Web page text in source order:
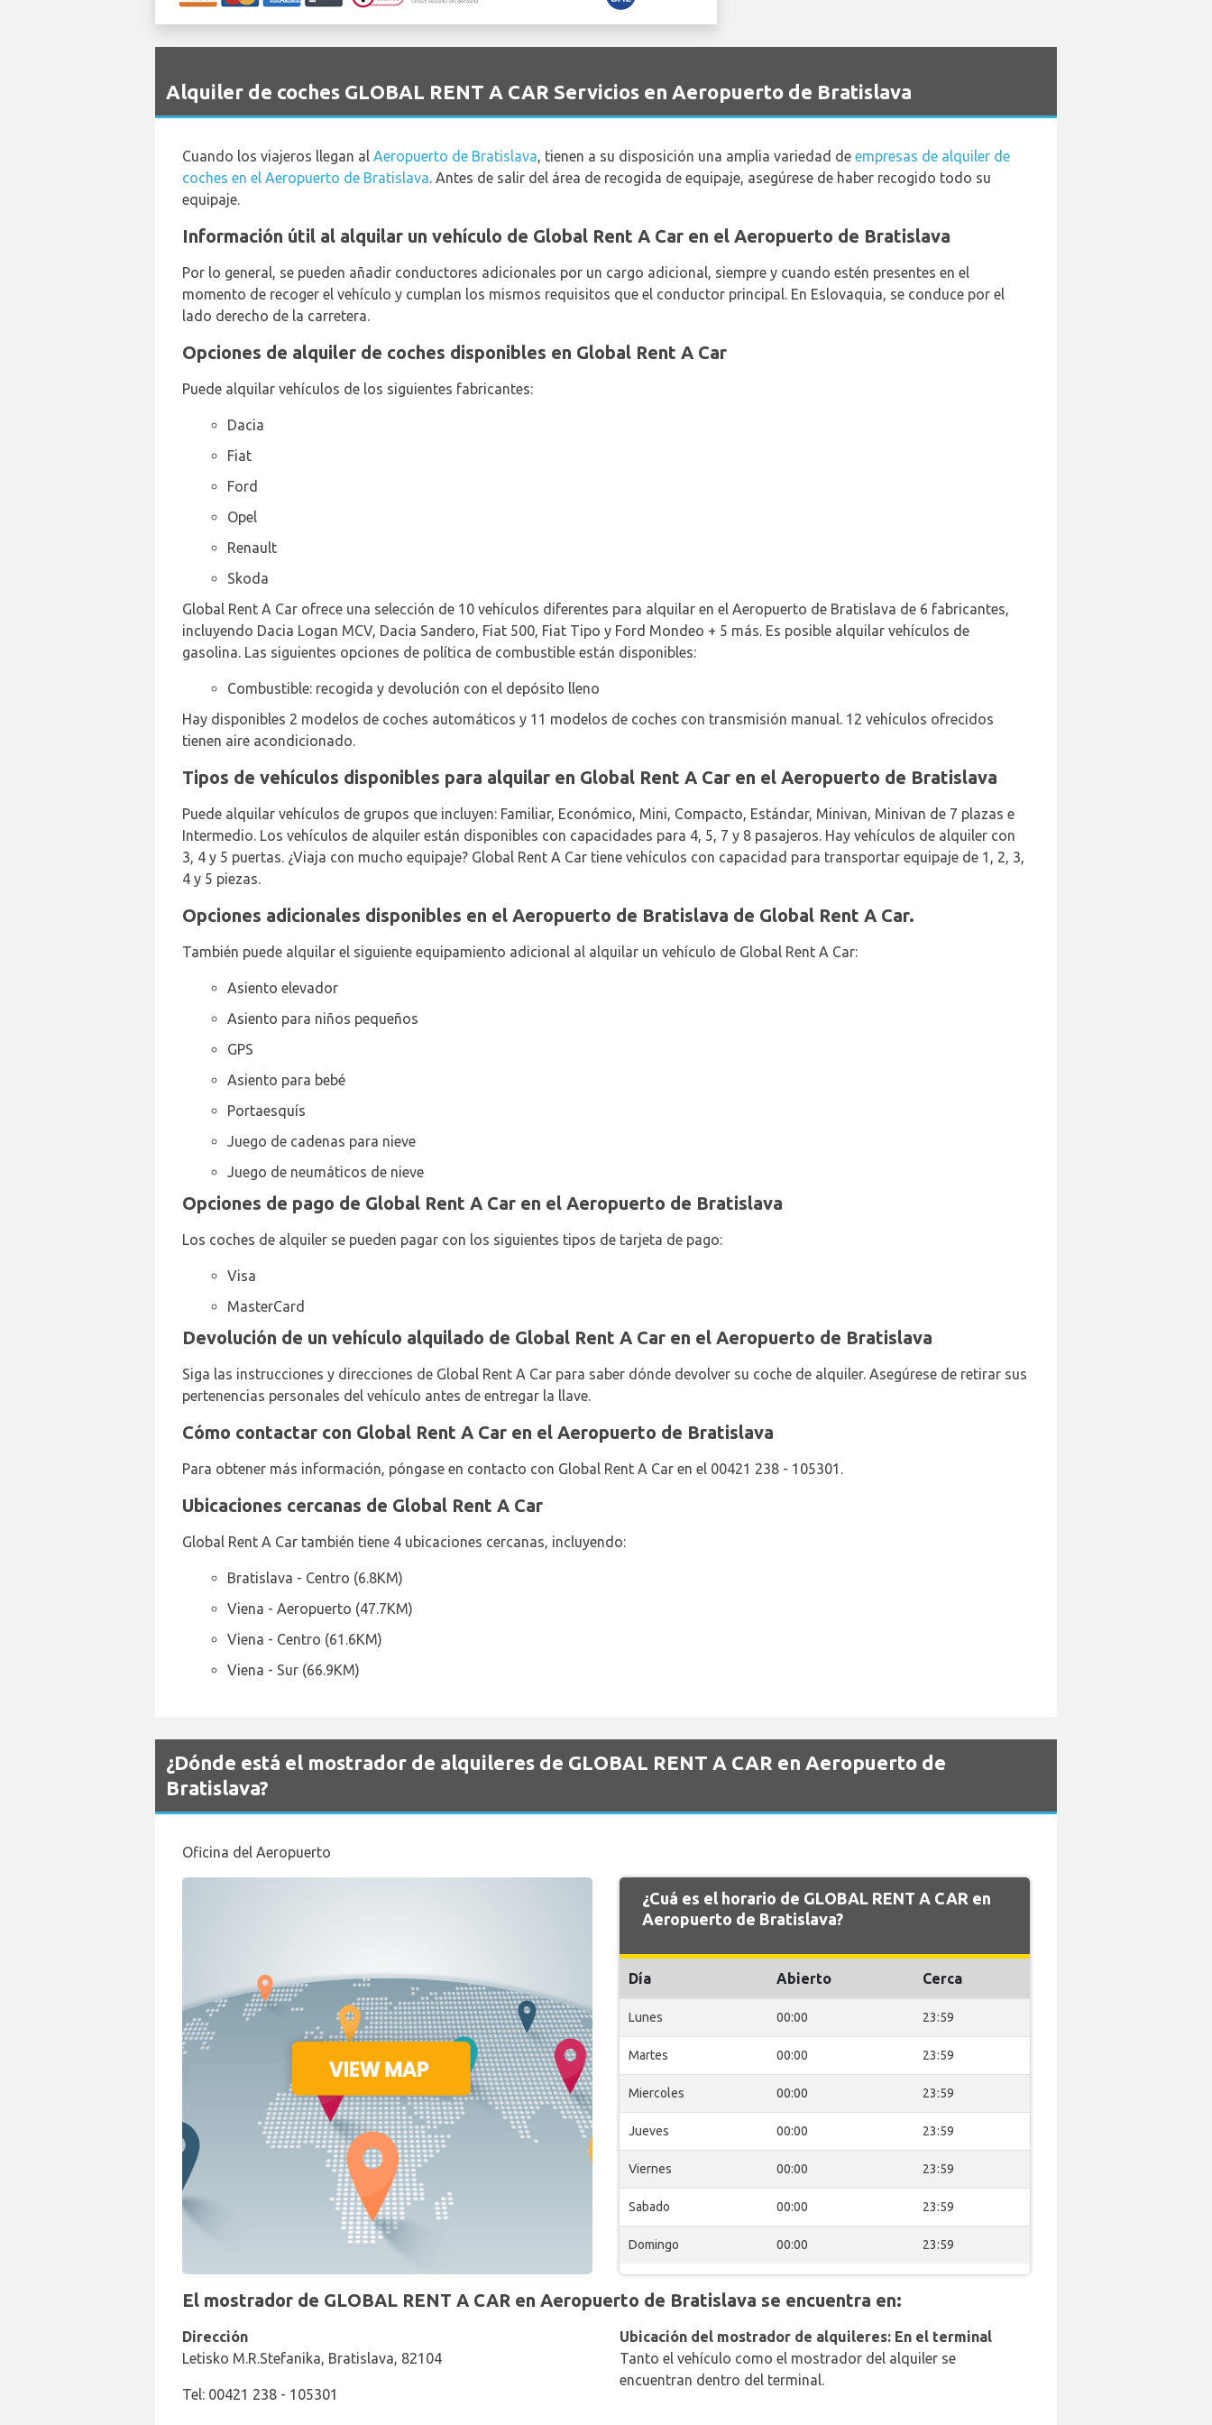
Alquiler de coches GLOBAL RENT A CAR Servicios en Aeropuerto de Bratislava
Cuando los viajeros llegan al Aeropuerto de Bratislava, tienen a su disposición una amplia variedad de empresas de alquiler de
coches en el Aeropuerto de Bratislava. Antes de salir del área de recogida de equipaje, asegúrese de haber recogido todo su
equipaje.
Información útil al alquilar un vehículo de Global Rent A Car en el Aeropuerto de Bratislava
Por lo general, se pueden añadir conductores adicionales por un cargo adicional, siempre y cuando estén presentes en el
momento de recoger el vehículo y cumplan los mismos requisitos que el conductor principal. En Eslovaquia, se conduce por el
lado derecho de la carretera.
Opciones de alquiler de coches disponibles en Global Rent A Car
Puede alquilar vehículos de los siguientes fabricantes:
Dacia
Fiat
Ford
Opel
Renault
Skoda
Global Rent A Car ofrece una selección de 10 vehículos diferentes para alquilar en el Aeropuerto de Bratislava de 6 fabricantes,
incluyendo Dacia Logan MCV, Dacia Sandero, Fiat 500, Fiat Tipo y Ford Mondeo + 5 más. Es posible alquilar vehículos de
gasolina. Las siguientes opciones de política de combustible están disponibles:
Combustible: recogida y devolución con el depósito lleno
Hay disponibles 2 modelos de coches automáticos y 11 modelos de coches con transmisión manual. 12 vehículos ofrecidos
tienen aire acondicionado.
Tipos de vehículos disponibles para alquilar en Global Rent A Car en el Aeropuerto de Bratislava
Puede alquilar vehículos de grupos que incluyen: Familiar, Económico, Mini, Compacto, Estándar, Minivan, Minivan de 7 plazas e
Intermedio. Los vehículos de alquiler están disponibles con capacidades para 4, 5, 7 y 8 pasajeros. Hay vehículos de alquiler con
3, 4 y 5 puertas. ¿Viaja con mucho equipaje? Global Rent A Car tiene vehículos con capacidad para transportar equipaje de 1, 2, 3,
4 y 5 piezas.
Opciones adicionales disponibles en el Aeropuerto de Bratislava de Global Rent A Car.
También puede alquilar el siguiente equipamiento adicional al alquilar un vehículo de Global Rent A Car:
Asiento elevador
Asiento para niños pequeños
GPS
Asiento para bebé
Portaesquís
Juego de cadenas para nieve
Juego de neumáticos de nieve
Opciones de pago de Global Rent A Car en el Aeropuerto de Bratislava
Los coches de alquiler se pueden pagar con los siguientes tipos de tarjeta de pago:
Visa
MasterCard
Devolución de un vehículo alquilado de Global Rent A Car en el Aeropuerto de Bratislava
Siga las instrucciones y direcciones de Global Rent A Car para saber dónde devolver su coche de alquiler. Asegúrese de retirar sus
pertenencias personales del vehículo antes de entregar la llave.
Cómo contactar con Global Rent A Car en el Aeropuerto de Bratislava
Para obtener más información, póngase en contacto con Global Rent A Car en el 00421 238 - 105301.
Ubicaciones cercanas de Global Rent A Car
Global Rent A Car también tiene 4 ubicaciones cercanas, incluyendo:
Bratislava - Centro (6.8KM)
Viena - Aeropuerto (47.7KM)
Viena - Centro (61.6KM)
Viena - Sur (66.9KM)
¿Dónde está el mostrador de alquileres de GLOBAL RENT A CAR en Aeropuerto de
Bratislava?
Oficina del Aeropuerto
¿Cuá es el horario de GLOBAL RENT A CAR en
Aeropuerto de Bratislava?
Día Abierto Cerca
Lunes 00:00 23:59
Martes 00:00 23:59
Miercoles 00:00 23:59
Jueves 00:00 23:59
Viernes 00:00 23:59
Sabado 00:00 23:59
Domingo 00:00 23:59
El mostrador de GLOBAL RENT A CAR en Aeropuerto de Bratislava se encuentra en:
Dirección
Letisko M.R.Stefanika, Bratislava, 82104
Tel: 00421 238 - 105301
Ubicación del mostrador de alquileres: En el terminal
Tanto el vehículo como el mostrador del alquiler se
encuentran dentro del terminal.